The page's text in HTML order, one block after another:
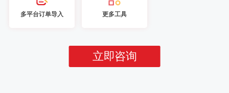
多平台订单导入 更多工具
立即咨询